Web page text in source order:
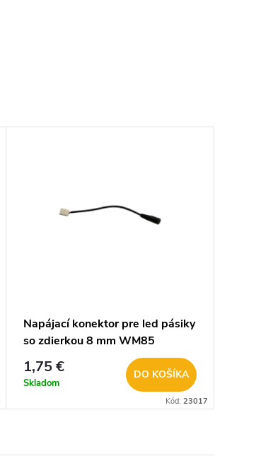
Napájací konektor pre led pásiky
so zdierkou 8 mm WM85
1,75 €
Skladom
DO KOŠÍKA
Kód: 23017